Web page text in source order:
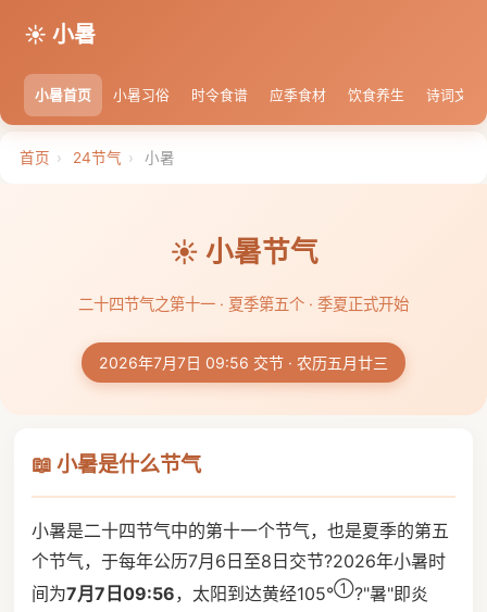
☀️ 小暑
小暑首页 小暑习俗 时令食谱 应季食材 饮食养生 诗词文化
首页 › 24节气 › 小暑
☀️ 小暑节气
二十四节气之第十一 · 夏季第五个 · 季夏正式开始
2026年7月7日 09:56 交节 · 农历五月廿三
📖 小暑是什么节气
小暑是二十四节气中的第十一个节气，也是夏季的第五
个节气，于每年公历7月6日至8日交节?2026年小暑时
间为7月7日09:56，太阳到达黄经105°①?"暑"即炎